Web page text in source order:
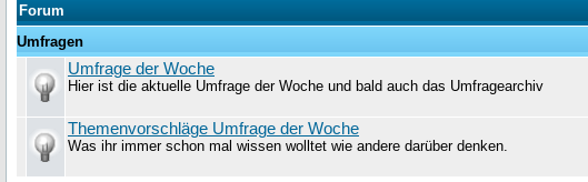
Forum
Umfragen
Umfrage der Woche
Hier ist die aktuelle Umfrage der Woche und bald auch das Umfragearchiv
Themenvorschläge Umfrage der Woche
Was ihr immer schon mal wissen wolltet wie andere darüber denken.